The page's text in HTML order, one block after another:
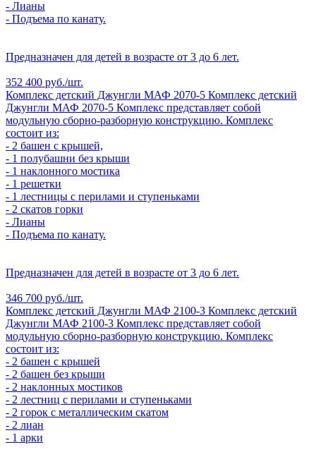
- Лианы
- Подъема по канату.
Предназначен для детей в возрасте от 3 до 6 лет.
352 400 руб./шт.
Комплекс детский Джунгли МАФ 2070-5 Комплекс детский
Джунгли МАФ 2070-5 Комплекс представляет собой
модульную сборно-разборную конструкцию. Комплекс
состоит из:
- 2 башен с крышей,
- 1 полубашни без крыши
- 1 наклонного мостика
- 1 решетки
- 1 лестницы с перилами и ступеньками
- 2 скатов горки
- Лианы
- Подъема по канату.
Предназначен для детей в возрасте от 3 до 6 лет.
346 700 руб./шт.
Комплекс детский Джунгли МАФ 2100-3 Комплекс детский
Джунгли МАФ 2100-3 Комплекс представляет собой
модульную сборно-разборную конструкцию. Комплекс
состоит из:
- 2 башен с крышей
- 2 башен без крыши
- 2 наклонных мостиков
- 2 лестниц с перилами и ступеньками
- 2 горок с металлическим скатом
- 2 лиан
- 1 арки